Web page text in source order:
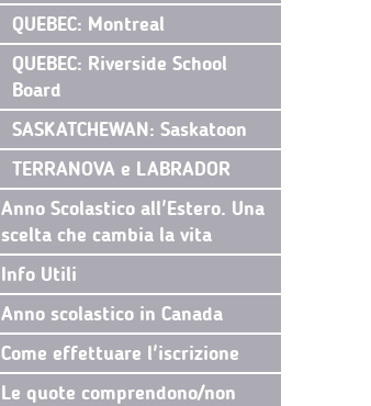
QUEBEC: Montreal
QUEBEC: Riverside School
Board
SASKATCHEWAN: Saskatoon
TERRANOVA e LABRADOR
Anno Scolastico all'Estero. Una
scelta che cambia la vita
Info Utili
Anno scolastico in Canada
Come effettuare l'iscrizione
Le quote comprendono/non